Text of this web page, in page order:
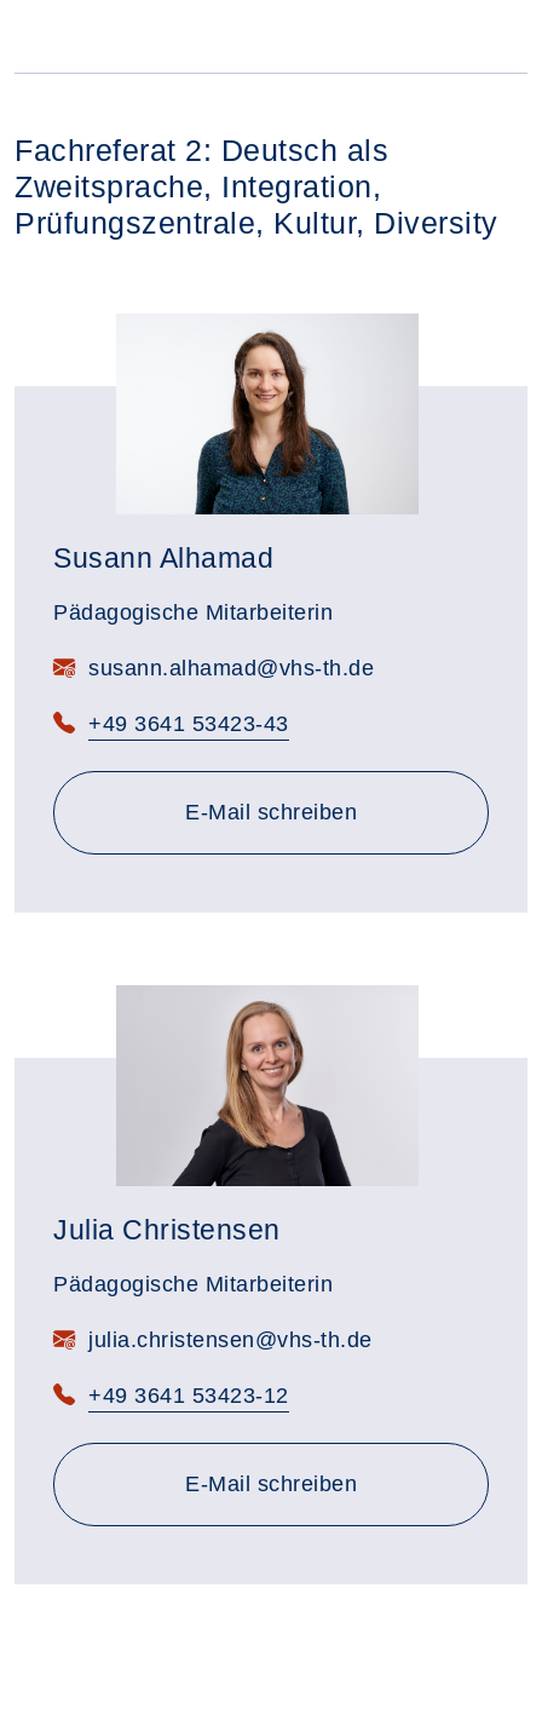
Fachreferat 2: Deutsch als
Zweitsprache, Integration,
Prüfungszentrale, Kultur, Diversity
Susann Alhamad
Pädagogische Mitarbeiterin
susann.alhamad@vhs-th.de
+49 3641 53423-43
E-Mail an susann.alhamad@vhs-
schreiben
Julia Christensen
Pädagogische Mitarbeiterin
julia.christensen@vhs-th.de
+49 3641 53423-12
E-Mail an julia.christensen@vhs-
schreiben